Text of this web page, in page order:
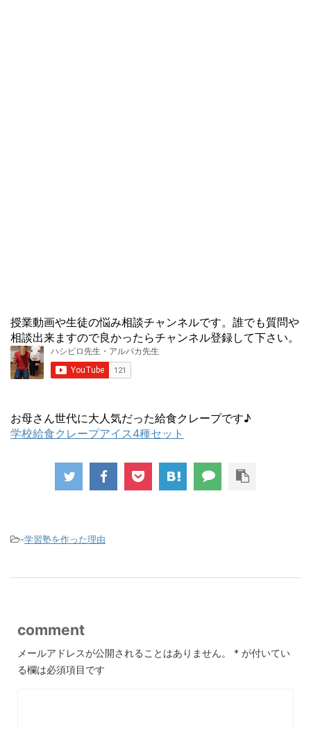
授業動画や生徒の悩み相談チャンネルです。誰でも質問や
相談出来ますので良かったらチャンネル登録して下さい。
お母さん世代に大人気だった給食クレープです♪
学校給食クレープアイス4種セット
-学習塾を作った理由
comment
メールアドレスが公開されることはありません。 * が付いてい
る欄は必須項目です